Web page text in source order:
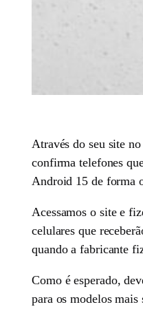
Através do seu site
confirma telefones
Android 15 de forma
Acessamos o site e
celulares que
quando a fabricante
Como é esperado,
para os modelos mais